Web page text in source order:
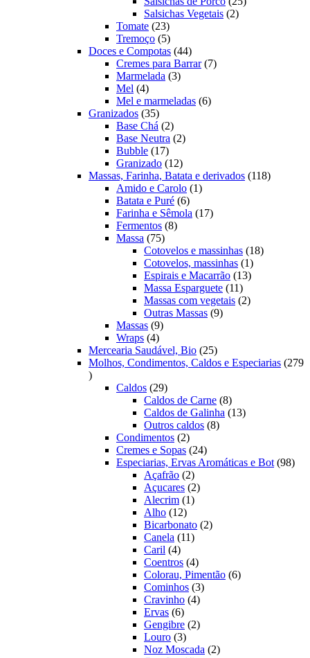
Salsichas Vegetais 22
Tomate 2323
produtos
Tremoço 55
produtos
Doces e Compotas 4444
produtos
Cremes para Barrar 77
Marmelada 33
Mel 44
produtos
Mel e marmeladas 66
Granizados 3535
produtos
Base Chá 22
produtos
Base Neutra 22
Bubble 1717
produtos
Granizado 1212
produtos
Massas, Farinha, Batata e derivados 118118
Amido e Carolo 11
Batata e Puré 66
produtos
Farinha e Sêmola 1717
Fermentos 88
Massa 7575
produtos
Cotovelos e massinhas 1818
Cotovelos, massinhas 11
produto
Espirais e Macarrão 1313
Massa Esparguete 1111
produtos
Massas com vegetais 22
Outras Massas 99
Massas 99
Wraps 44
produtos
Mercearia Saudável, Bio 2525
produtos
Molhos, Condimentos, Caldos e Especiarias 279
279
produtosCaldos 2929
produtos
Caldos de Carne 88
produtos
Caldos de Galinha 1313
Outros caldos 88
Condimentos 22
produtos
Cremes e Sopas 2424
produtos
Especiarias, Ervas Aromáticas e Bot 9898
Açafrão 22
produtos
Açucares 22
Alecrim 11
Alho 1212
produtos
Bicarbonato 22
Canela 1111
Caril 44
produtos
Coentros 44
produtos
Colorau, Pimentão 66
Cominhos 33
Cravinho 44
Ervas 66
produtos
Gengibre 22
Louro 33
produtos
Noz Moscada 22